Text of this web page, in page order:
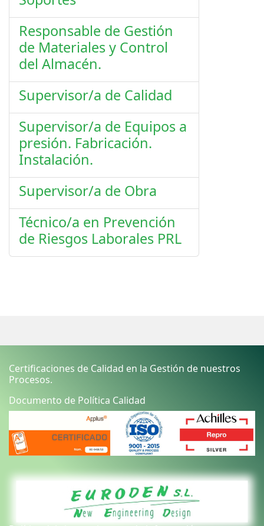
Responsable de Gestión
de Materiales y Control
del Almacén.
Supervisor/a de Calidad
Supervisor/a de Equipos a
presión. Fabricación.
Instalación.
Supervisor/a de Obra
Técnico/a en Prevención
de Riesgos Laborales PRL
Certificaciones de Calidad en la Gestión de nuestros
Procesos.
Documento de Política Calidad